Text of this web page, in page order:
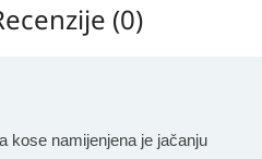
(0)
kose namijenjena je jačanju